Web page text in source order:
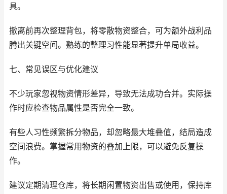
具。
撤离前再次整理背包，将零散物资整合，可为额外战利品
腾出关键空间。熟练的整理习性能显著提升单局收益。
七、常见误区与优化建议
不少玩家忽视物资情形差异，导致无法成功合并。实际操
作时应检查物品属性是否完全一致。
有些人习性频繁拆分物品，却忽略最大堆叠值，结局造成
空间浪费。掌握常用物资的叠加上限，可以避免反复操
作。
建议定期清理仓库，将长期闲置物资出售或使用，保持库